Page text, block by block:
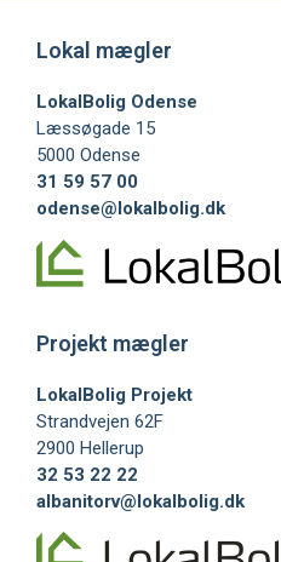
Lokal mægler
LokalBolig Odense
Læssøgade 15
5000 Odense
31 59 57 00
odense@lokalbolig.dk
Projekt mægler
LokalBolig Projekt
Strandvejen 62F
2900 Hellerup
32 53 22 22
albanitorv@lokalbolig.dk